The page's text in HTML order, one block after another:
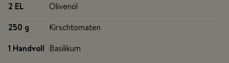
2 EL
Olivenöl
250 g
Kirschtomaten
1 Handvoll Basilikum